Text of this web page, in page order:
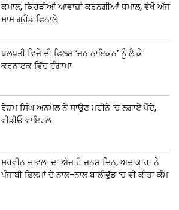
ਕਮਾਲ, ਕਿਹੜੀਆਂ ਆਵਾਜ਼ਾਂ ਕਰਨਗੀਆਂ ਧਮਾਲ, ਵੇਖੋ ਅੱਜ
ਸ਼ਾਮ ਗ੍ਰੈਂਡ ਫਿਨਾਲੇ
ਥਲਪਤੀ ਵਿਜੇ ਦੀ ਫ਼ਿਲਮ ‘ਜਨ ਨਾਇਕਨ’ ਨੂੰ ਲੈ ਕੇ
ਕਰਨਾਟਕ ਵਿੱਚ ਹੰਗਾਮਾ
ਰੇਸ਼ਮ ਸਿੰਘ ਅਨਮੋਲ ਨੇ ਸਾਉਣ ਮਹੀਨੇ ‘ਚ ਲਗਾਏ ਪੌਦੇ,
ਵੀਡੀਓ ਵਾਇਰਲ
ਸੁਰਵੀਨ ਚਾਵਲਾ ਦਾ ਅੱਜ ਹੈ ਜਨਮ ਦਿਨ, ਅਦਾਕਾਰਾ ਨੇ
ਪੰਜਾਬੀ ਫ਼ਿਲਮਾਂ ਦੇ ਨਾਲ-ਨਾਲ ਬਾਲੀਵੁੱਡ ‘ਚ ਵੀ ਕੀਤਾ ਕੰਮ